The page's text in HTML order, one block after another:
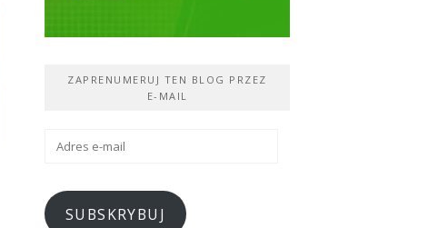
ZAPRENUMERUJ TEN BLOG PRZEZ
E-MAIL
Adres
SUBSKRYBUJ